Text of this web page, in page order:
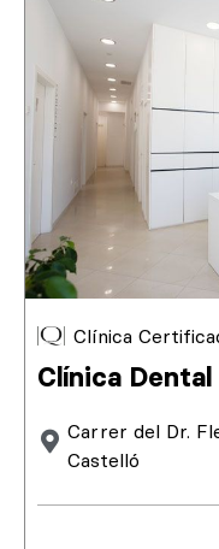
Clínica
Clínica
Carrer del Dr.
Castelló